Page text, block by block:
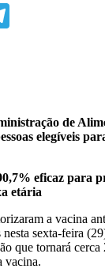
de
elegíveis
eficaz para
etária
a vacina
sexta-feira
que tornará cerca
vacina.